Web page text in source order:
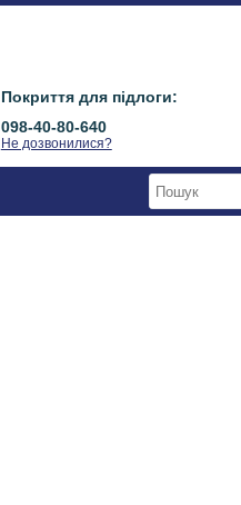
Покриття для підлоги:
098-40-80-640
Не дозвонилися?